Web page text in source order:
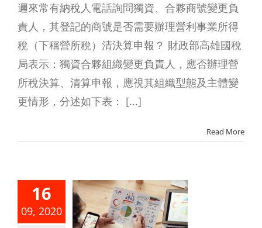
邇來常有納稅人電話詢問獨資、合夥商號變更負
責人，其登記的商號是否需要辦理營利事業所得
稅（下稱營所稅）清決算申報？ 財政部高雄國稅
局表示：獨資合夥組織變更負責人，應否辦理營
所稅決算、清算申報，應視其組織型態及主體變
更情形，分述如下表： [...]
Read More
16
09, 2020
營利事
理決算